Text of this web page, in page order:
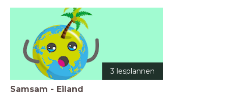
3 lesplannen
Samsam - Eiland